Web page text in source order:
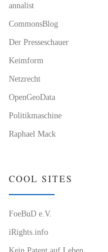
annalist
CommonsBlog
Der Presseschauer
Keimform
Netzrecht
OpenGeoData
Politikmaschine
Raphael Mack
COOL SITES
FoeBuD e.V.
iRights.info